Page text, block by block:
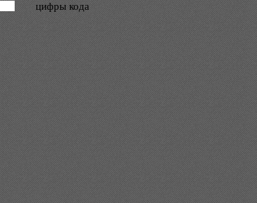
цифры кода